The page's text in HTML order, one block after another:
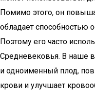
Помимо этого, он
обладает способностью
Поэтому его часто
Средневековья. В наше
и одноименный плод,
крови и улучшает